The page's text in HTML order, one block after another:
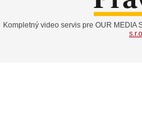
Kompletný video servis pre OUR MEDIA